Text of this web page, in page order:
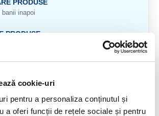
cookie-uri
pentru a personaliza conținutul și
a oferi funcții de rețele sociale și pentru
PRODUSE
inapoi
PRODUSE